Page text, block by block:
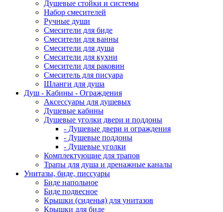
Душевые стойки и системы
Набор смесителей
Ручные души
Смесители для биде
Смесители для ванны
Смесители для душа
Смесители для кухни
Смесители для раковин
Смеситель для писуара
Шланги для душа
Душ - Кабины - Ограждения
Аксессуары для душевых
Душевые кабины
Душевые уголки двери и поддоны
- Душевые двери и ограждения
- Душевые поддоны
- Душевые уголки
Комплектующие для трапов
Трапы для душа и дренажные каналы
Унитазы, биде, писсуары
Биде напольное
Биде подвесное
Крышки (сиденья) для унитазов
Крышки для биде